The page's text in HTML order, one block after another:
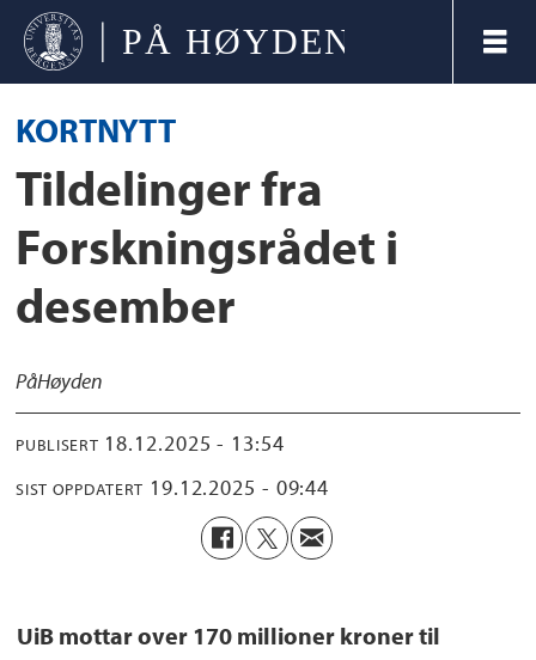
KORTNYTT
Tildelinger fra
Forskningsrådet i
desember
PåHøyden
PUBLISERT 18.12.2025 - 13:54
SIST OPPDATERT 19.12.2025 - 09:44
UiB mottar over 170 millioner kroner til